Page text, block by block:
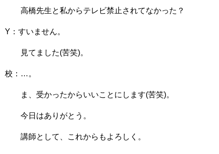
高橋先生と私からテレビ禁止されてなかった？
Y：すいません。
見てました(苦笑)。
校：…。
ま、受かったからいいことにします(苦笑)。
今日はありがとう。
講師として、これからもよろしく。